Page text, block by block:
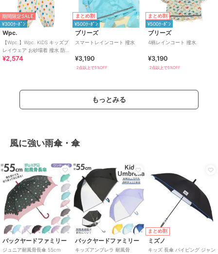
期間限定SALE
¥300ｸｰﾎﾟﾝ
Wpc.
【Wpc.】Wpc. KIDS キッズプ
レイウェア お砂場着 撥水 防水
収納袋付き
¥2,574
まとめ割
¥500ｸｰﾎﾟﾝ
ブリーズ
スマートレインコート 撥水
¥3,190
2点以上で5%OFF
まとめ割
¥500ｸｰﾎﾟﾝ
ブリーズ
4柄レインコート 撥水
¥3,190
2点以上で5%OFF
もっとみる
風に強い雨傘・傘
バックヤードファミリー
ジュニア耐風骨長傘 55cm
バックヤードファミリー
キッズアンブレラ 耐風骨
まとめ割
ミズノ
キッズ 長傘 パイピング ジャン